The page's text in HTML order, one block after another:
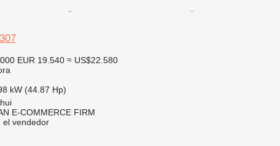
EUR 19.540 ≈ US$22.580
kW (44.87 Hp)
E-COMMERCE FIRM
el vendedor